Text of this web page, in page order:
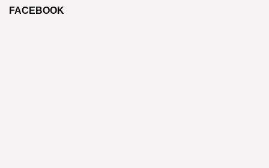
FACEBOOK